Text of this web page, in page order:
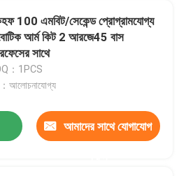
100 এমবিট/সেকেন্ড প্রোগ্রামযোগ্য
আর্ম কিট 2 আরজে45 বাস
সাথে
：1PCS
আলোচনাযোগ্য
আমাদের সাথে যোগাযোগ